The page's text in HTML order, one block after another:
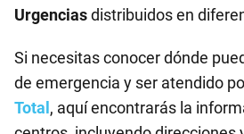
Urgenciasdistribuidos en
Si necesitas conocer dónde
de emergencia y ser atendido
Total , aquí encontrarás la